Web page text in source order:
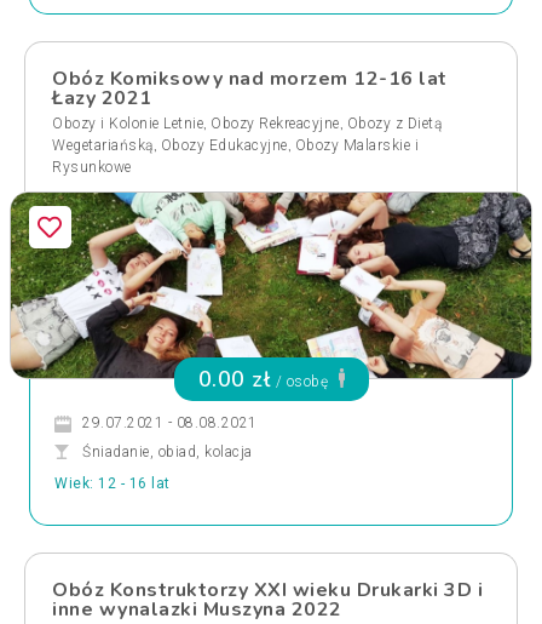
Obóz Komiksowy nad morzem 12-16 lat
Łazy 2021
Obozy i Kolonie Letnie, Obozy Rekreacyjne, Obozy z Dietą
Wegetariańską, Obozy Edukacyjne, Obozy Malarskie i
Rysunkowe
0.00 zł / osobę
29.07.2021 - 08.08.2021
Śniadanie, obiad, kolacja
Wiek: 12 - 16 lat
Obóz Konstruktorzy XXI wieku Drukarki 3D i
inne wynalazki Muszyna 2022